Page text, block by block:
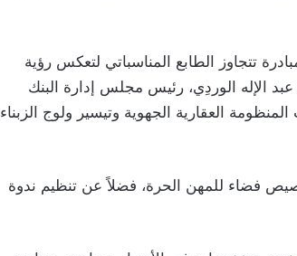
تتجاوز الطابع المناسباتي لتعكس رؤية
الإله الوردِي، رئيس مجلس إدارة البنك
العقارية الجهوية وتيسير ولوج الزبناء
فضاء للمهن الحرة، فضلاً عن تنظيم ندوة